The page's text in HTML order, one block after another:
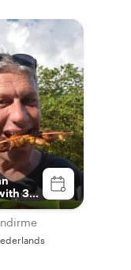
32
Your
and